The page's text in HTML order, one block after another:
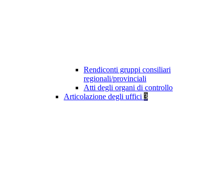
Rendiconti gruppi consiliari
regionali/provinciali
Atti degli organi di controllo
Articolazione degli uffici 3